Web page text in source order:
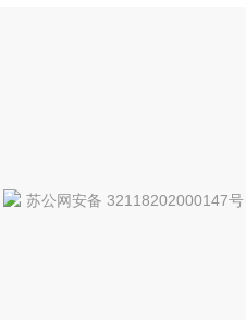
苏公网安备 32118202000147号